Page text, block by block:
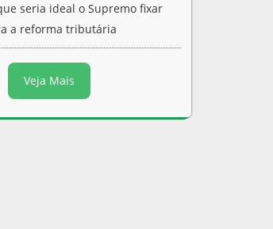
seria ideal o Supremo fixar
a reforma tributária
Veja Mais